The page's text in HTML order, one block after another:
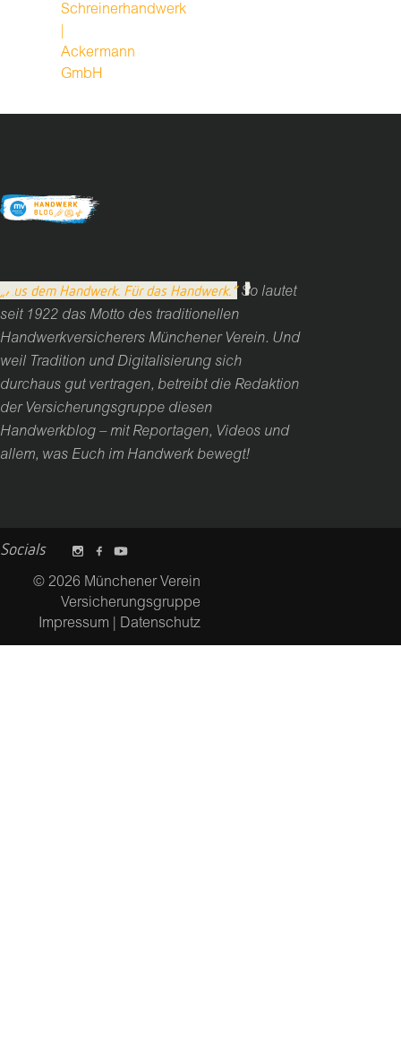
Schreinerhandwerk
Ackermann
GmbH
„Aus dem Handwerk. Für das Handwerk.“So lautet
seit 1922 das Motto des traditionellen
Handwerkversicherers Münchener Verein. Und
weil Tradition und Digitalisierung sich
durchaus gut vertragen, betreibt die Redaktion
der Versicherungsgruppe diesen
Handwerkblog – mit Reportagen, Videos und
allem, was Euch im Handwerk bewegt!
Socials
© 2026 Münchener Verein
Versicherungsgruppe
Impressum
Datenschutz